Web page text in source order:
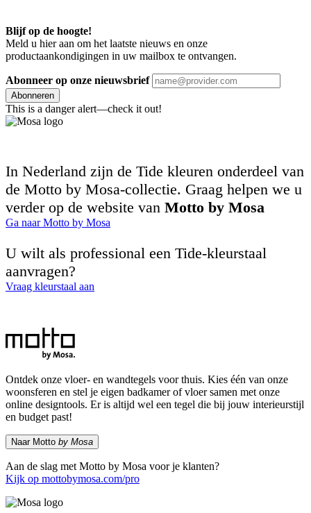
Blijf op de hoogte!
Meld u hier aan om het laatste nieuws en onze
productaankondigingen in uw mailbox te ontvangen.
Abonneer op onze nieuwsbrief
Abonneren
This is a danger alert—check it out!
In Nederland zijn de Tide kleuren onderdeel van
de Motto by Mosa-collectie. Graag helpen we u
verder op de website van Motto by Mosa
Ga naar Motto by Mosa
U wilt als professional een Tide-kleurstaal
aanvragen?
Vraag kleurstaal aan
Ontdek onze vloer- en wandtegels voor thuis. Kies één van onze
woonsferen en stel je eigen badkamer of vloer samen met onze
online designtools. Er is altijd wel een tegel die bij jouw interieurstijl
en budget past!
Naar Motto by Mosa
Aan de slag met Motto by Mosa voor je klanten?
Kijk op mottobymosa.com/pro